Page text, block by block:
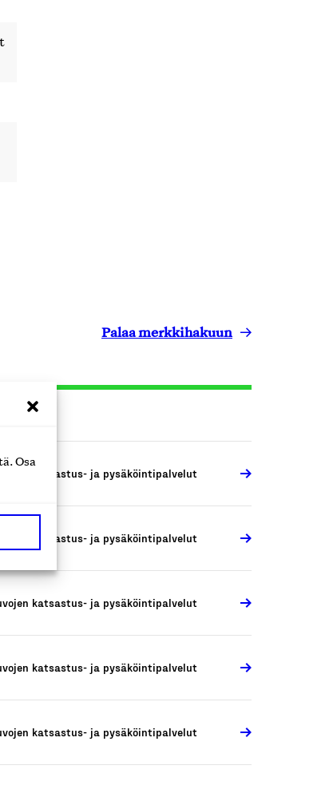
Osa
Palaa merkkihakuun
katsastus- ja pysäköintipalvelut
katsastus- ja pysäköintipalvelut
katsastus- ja pysäköintipalvelut
katsastus- ja pysäköintipalvelut
katsastus- ja pysäköintipalvelut